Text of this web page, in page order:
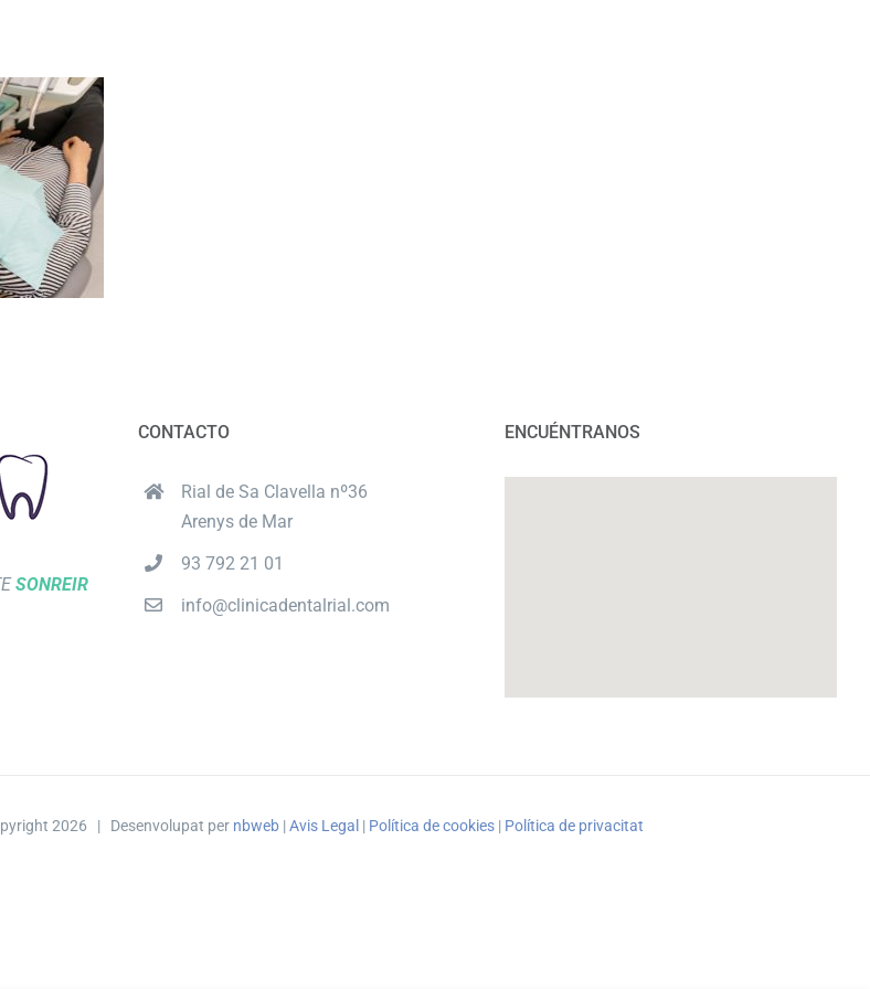
SONREIR
CONTACTO
Rial de Sa Clavella nº36
Arenys de Mar
93 792 21 01
info@clinicadentalrial.com
ENCUÉNTRANOS
2026 | Desenvolupat per nbweb |Avis Legal | Política de cookies | Política de privacitat